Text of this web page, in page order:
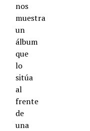
nos
muestra
un
álbum
que
lo
sitúa
al
frente
de
una